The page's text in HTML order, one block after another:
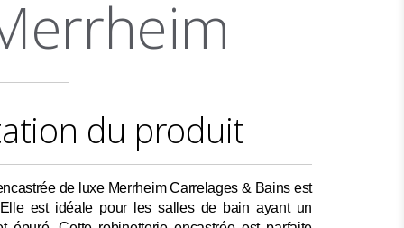
du produit
de luxe Merrheim Carrelages & Bains est
est idéale pour les salles de bain ayant un